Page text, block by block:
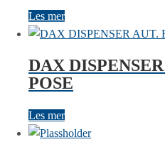
Les mer
DAX
POSE
Les mer